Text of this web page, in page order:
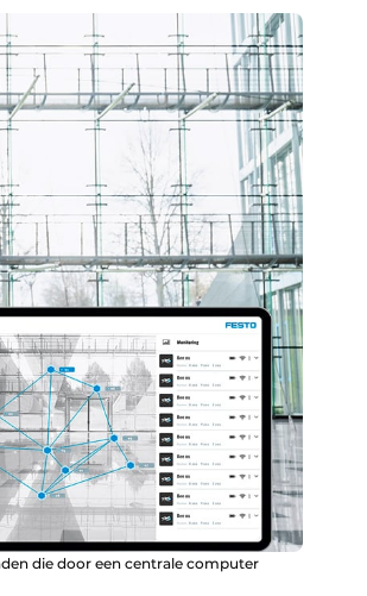
die door een centrale computer